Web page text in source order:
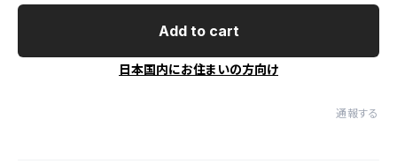
Add to cart
日本国内にお住まいの方向け
通報する